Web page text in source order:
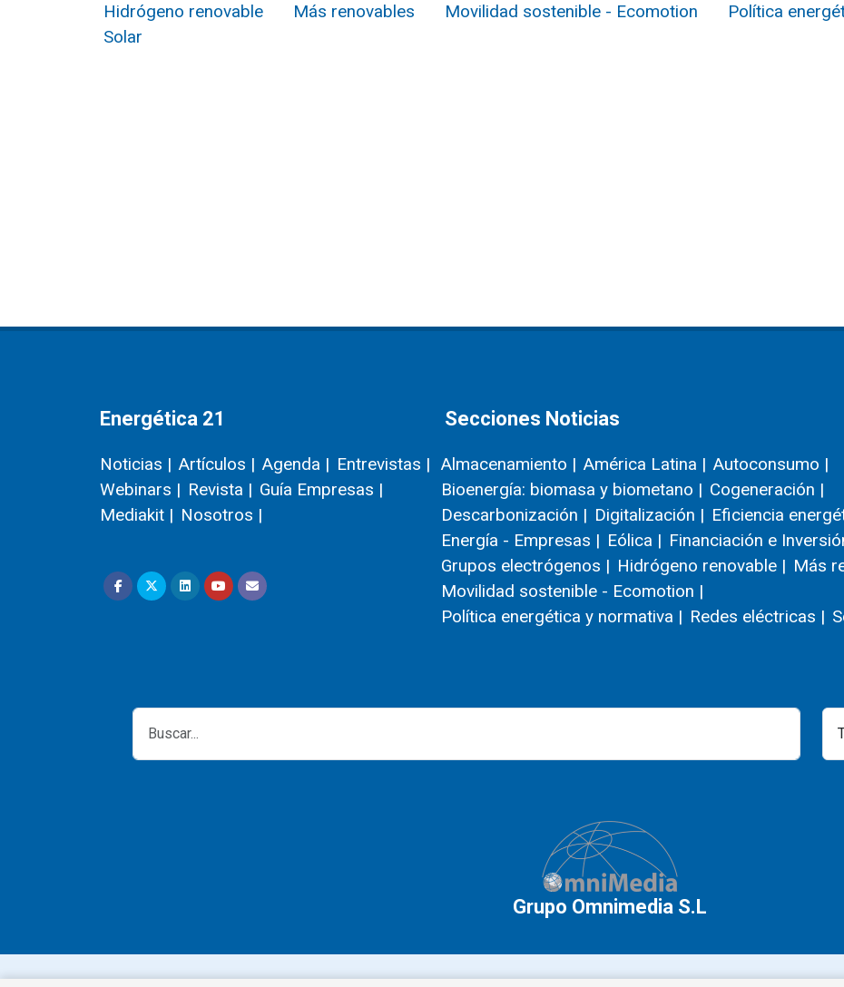
Hidrógeno renovable
Más renovables Movilidad sostenible - Ecomotion Política
Solar
Energética 21
Noticias | Artículos | Agenda | Entrevistas |
Webinars | Revista | Guía Empresas |
Mediakit | Nosotros |
Secciones Noticias
Almacenamiento | América Latina | Autoconsumo |
Bioenergía: biomasa y biometano | Cogeneración |
Descarbonización | Digitalización | Eficiencia
Energía - Empresas | Eólica | Financiación e
Grupos electrógenos | Hidrógeno renovable | Más
Movilidad sostenible - Ecomotion |
Política energética y normativa | Redes eléctricas |
Grupo Omnimedia S.L